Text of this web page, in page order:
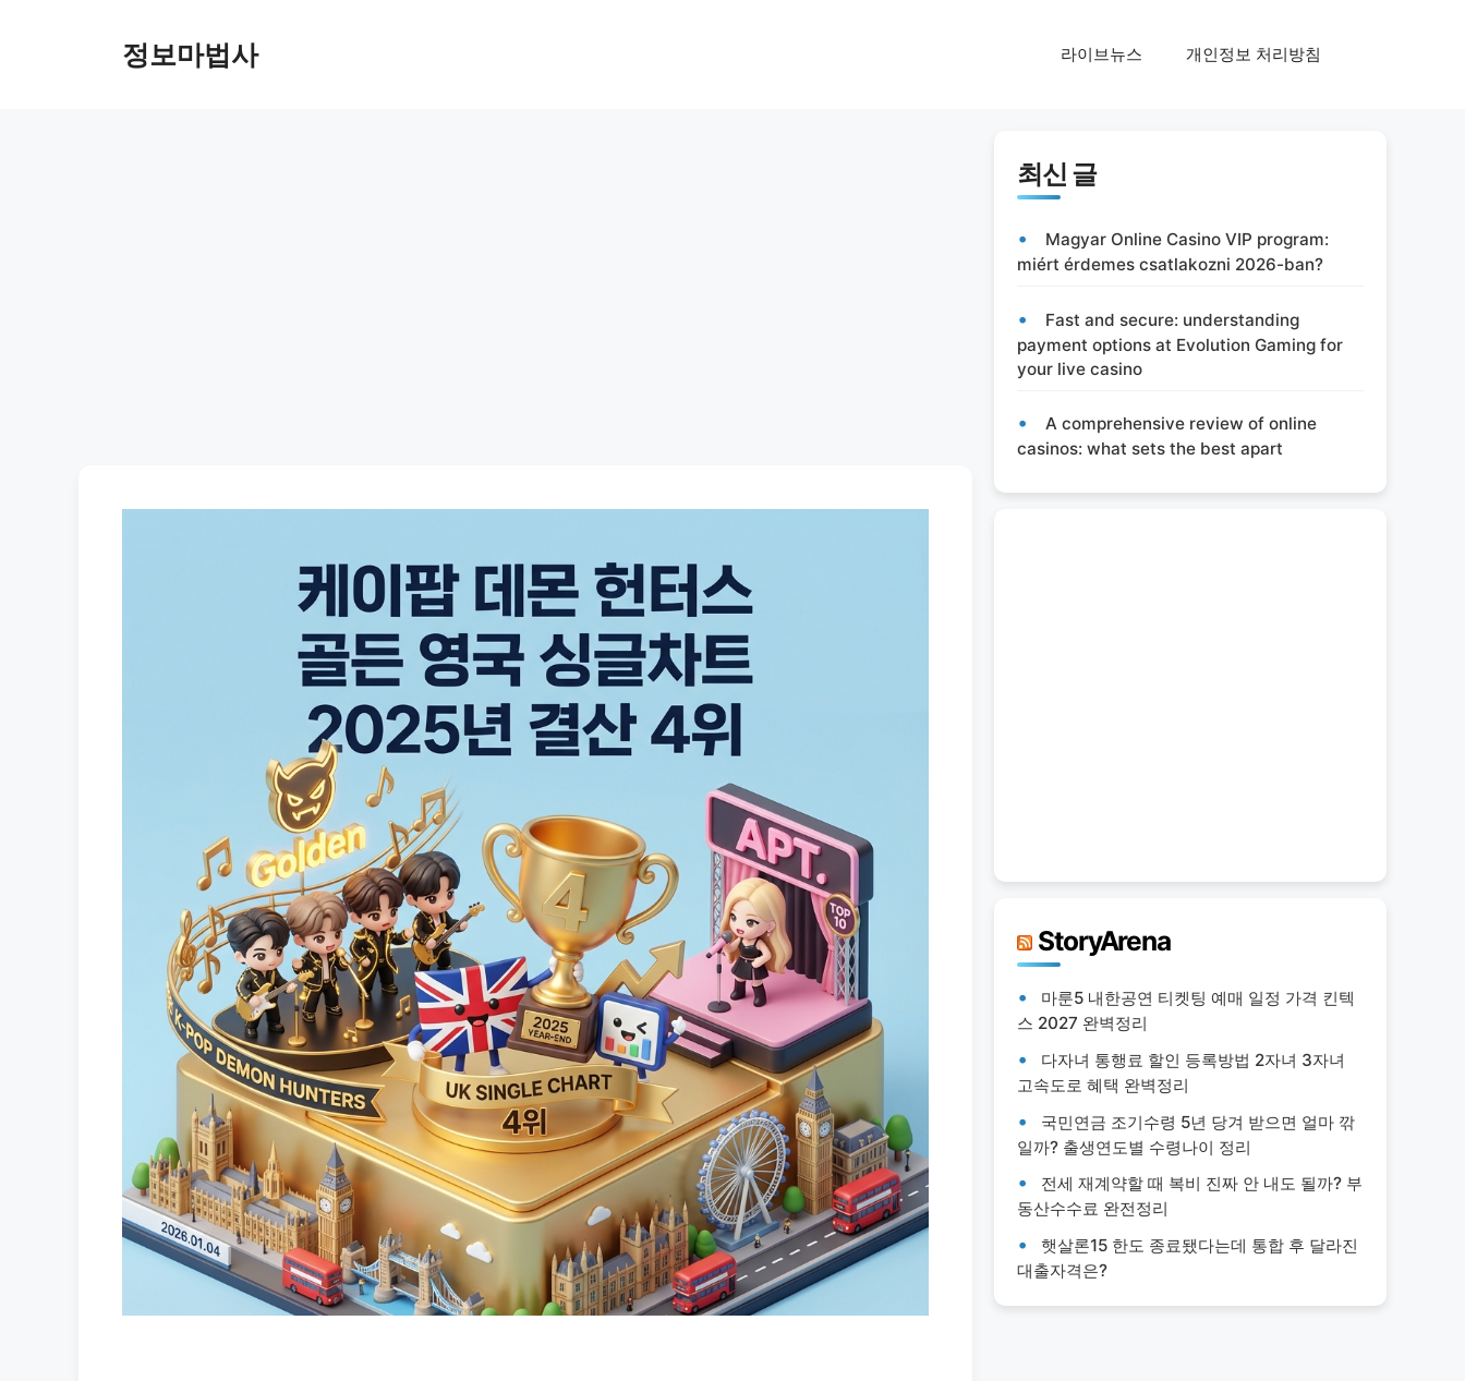
정보마법사 라이브뉴스 개인정보 처리방침
최신 글
Magyar Online Casino VIP program:
miért érdemes csatlakozni 2026-ban?
Fast and secure: understanding
payment options at Evolution Gaming for
your live casino
A comprehensive review of online
casinos: what sets the best apart
StoryArena
마룬5 내한공연 티켓팅 예매 일정 가격 킨텍
스 2027 완벽정리
다자녀 통행료 할인 등록방법 2자녀 3자녀
고속도로 혜택 완벽정리
국민연금 조기수령 5년 당겨 받으면 얼마 깎
일까? 출생연도별 수령나이 정리
전세 재계약할 때 복비 진짜 안 내도 될까? 부
동산수수료 완전정리
햇살론15 한도 종료됐다는데 통합 후 달라진
대출자격은?